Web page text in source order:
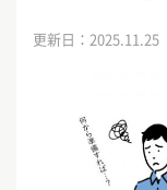
更新日：2025.11.25